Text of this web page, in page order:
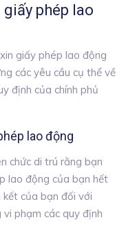
phép lao
giấy phép lao động
các yêu cầu cụ thể về
định của chính phủ
lao động
chức di trú rằng bạn
lao động của bạn hết
của bạn đối với
vi phạm các quy định